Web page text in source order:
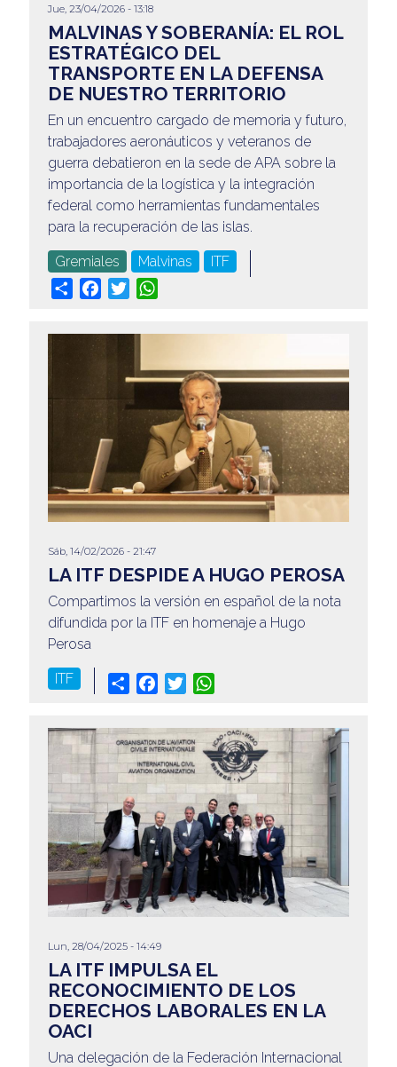
Jue, 23/04/2026 - 13:18
MALVINAS Y SOBERANÍA: EL ROL
ESTRATÉGICO DEL
TRANSPORTE EN LA DEFENSA
DE NUESTRO TERRITORIO
En un encuentro cargado de memoria y futuro,
trabajadores aeronáuticos y veteranos de
guerra debatieron en la sede de APA sobre la
importancia de la logística y la integración
federal como herramientas fundamentales
para la recuperación de las islas.
Gremiales Malvinas
ITF
Share Facebook
Twitter
Sáb, 14/02/2026 - 21:47
LA ITF DESPIDE A HUGO PEROSA
Compartimos la versión en español de la nota
difundida por la ITF en homenaje a Hugo
Perosa
ITF Share Facebook
Twitter
Lun, 28/04/2025 - 14:49
LA ITF IMPULSA EL
RECONOCIMIENTO DE LOS
DERECHOS LABORALES EN LA
OACI
Una delegación de la Federación Internacional
@apaeronauticos
(011) 4823 0294
@apa_oficial
info@apaeronauticos.org.ar
OTRAS SECCIONES
ELECCIÓN DE DELEGADXS
TURISMO